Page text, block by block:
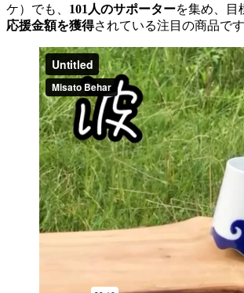
ケ）でも、 101人のサポーターを集め、目
応援金額を獲得されている注目の商品です